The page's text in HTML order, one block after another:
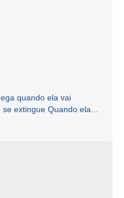
quando ela vai
extingue Quando ela...